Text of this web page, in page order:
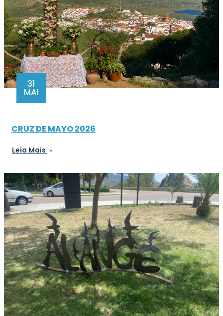
31
MAI
CRUZ DE MAYO 2026
Leia Mais